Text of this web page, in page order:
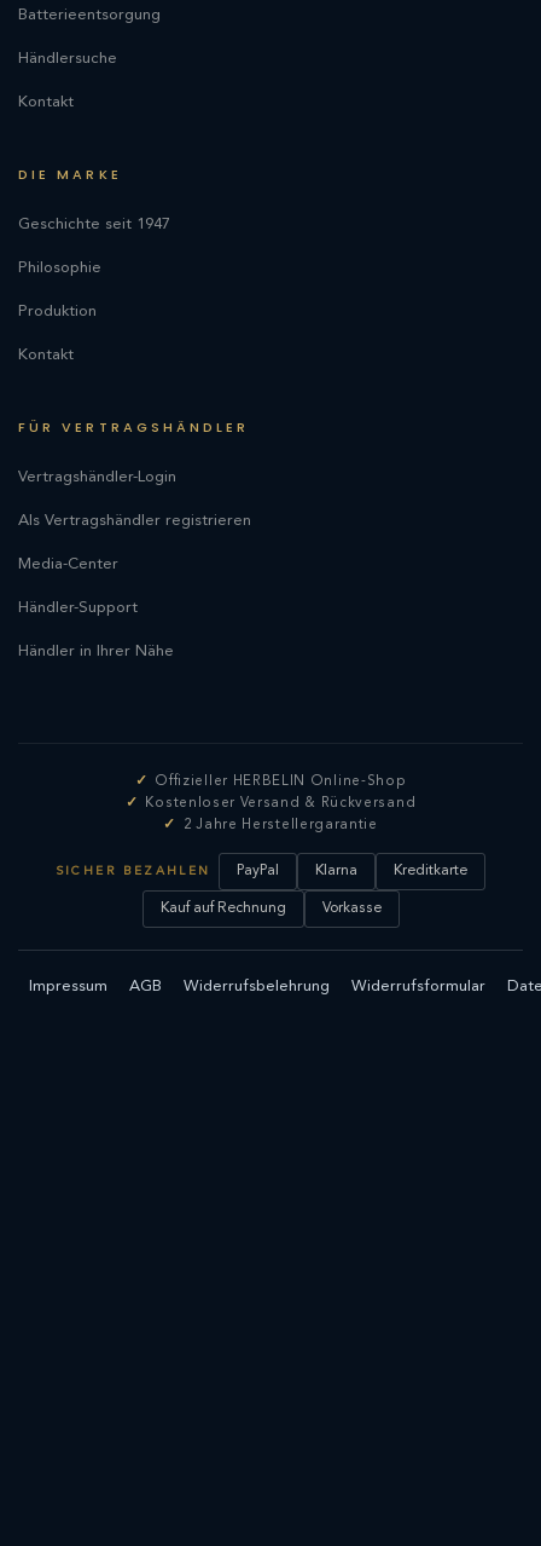
Batterieentsorgung
Händlersuche
Kontakt
DIE MARKE
Geschichte seit 1947
Philosophie
Produktion
Kontakt
FÜR VERTRAGSHÄNDLER
Vertragshändler-Login
Als Vertragshändler registrieren
Media-Center
Händler-Support
Händler in Ihrer Nähe
Offizieller HERBELIN Online-Shop
Kostenloser Versand & Rückversand
2 Jahre Herstellergarantie
SICHER BEZAHLEN PayPal Klarna Kreditkarte
Kauf auf Rechnung Vorkasse
Impressum AGB Widerrufsbelehrung Widerrufsformular